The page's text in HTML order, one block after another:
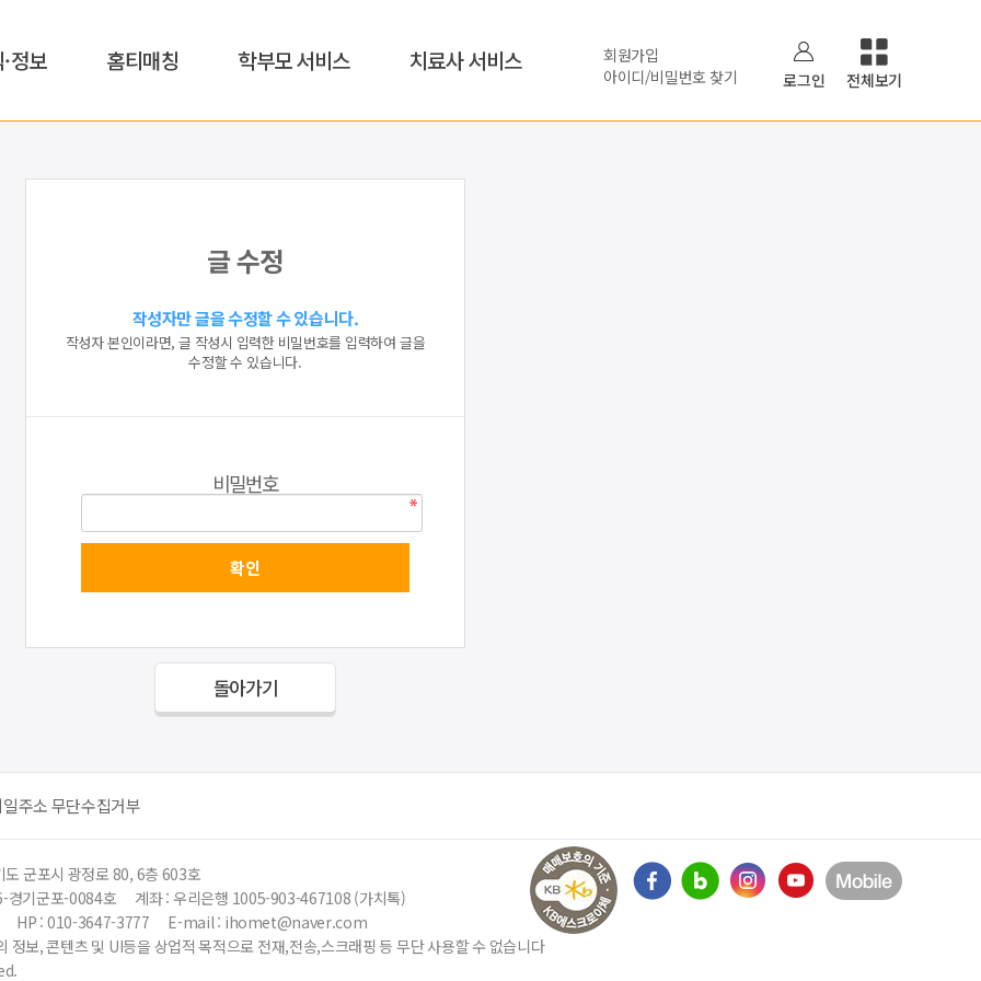
정보 홈티매칭 학부모 서비스 치료사 서비스
회원가입
아이디/비밀번호 찾기
로그인 전체보기
글 수정
작성자만 글을 수정할 수 있습니다.
작성자 본인이라면, 글 작성시 입력한 비밀번호를 입력하여 글을
수정할 수 있습니다.
비밀번호
돌아가기
주소 무단수집거부
도 군포시 광정로 80, 6층 603호
경기군포-0084호
계좌 : 우리은행 1005-903-467108 (가치톡)
HP : 010-3647-3777
E-mail : ihomet@naver.com
정보, 콘텐츠 및 UI등을 상업적 목적으로 전재,전송,스크래핑 등 무단 사용할 수 없습니다